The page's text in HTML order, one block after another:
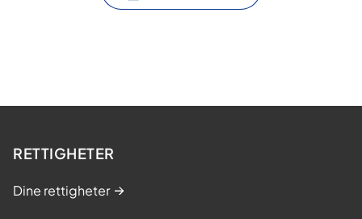
RETTIGHETER
Dine rettigheter